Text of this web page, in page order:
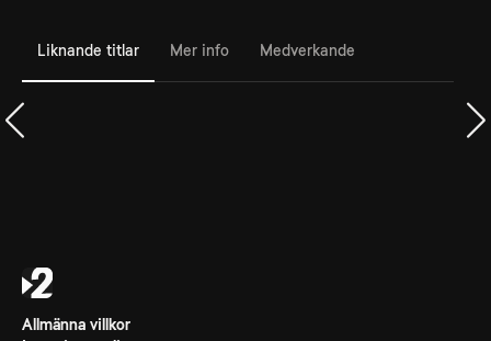
Liknande titlar Mer info Medverkande
Allmänna villkor